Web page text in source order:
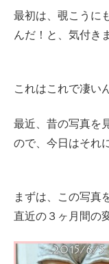
最初は、覗こうに
んだ！と、気付き
これはこれで凄い
最近、昔の写真を
ので、今日はそれ
まずは、この写真
直近の３ヶ月間の